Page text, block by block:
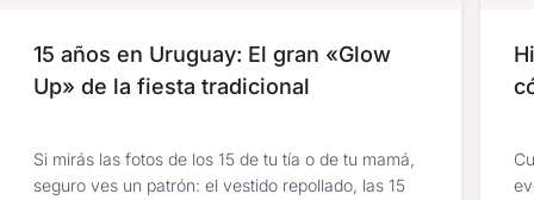
15 años en Uruguay: El gran «Glow
Up» de la fiesta tradicional
Si mirás las fotos de los 15 de tu tía o de tu mamá,
seguro ves un patrón: el vestido repollado, las 15